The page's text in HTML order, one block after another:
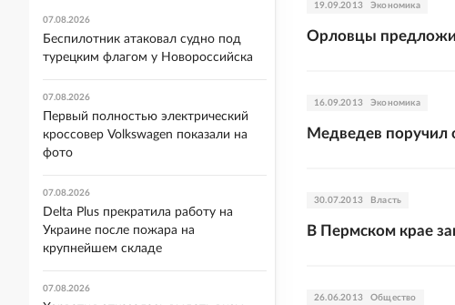
19.09.2013 Экономика
Орловцы
16.09.2013 Экономика
Медведев поручил
30.07.2013 Власть
В Пермском крае
26.06.2013 Общество
07.08.2026
Беспилотник атаковал судно под
турецким флагом у Новороссийска
07.08.2026
Первый полностью электрический
кроссовер Volkswagen показали на
фото
07.08.2026
Delta Plus прекратила работу на
Украине после пожара на
крупнейшем складе
07.08.2026